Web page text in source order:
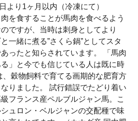
より1ヶ月以内（冷凍にて）
を食することが馬肉を食べるよう
ですが、当時は刺身としてより
一緒に煮る”さくら鍋”としてスタ
ったと知らされています。 「馬肉
」と今でも信じている人は既に時
、穀物飼料で育てる画期的な肥育方
りました。 試行錯誤でたどり着い
フランス産ペルブルジャン馬。こ
ュロン・ベルジャンの交配種で味